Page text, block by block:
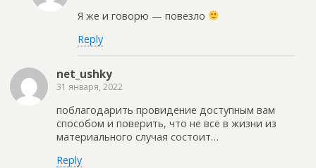
Я же и говорю — повезло
Reply
net_ushky
31 января, 2022
поблагодарить провидение доступным вам
способом и поверить, что не все в жизни из
материального случая состоит…
Reply